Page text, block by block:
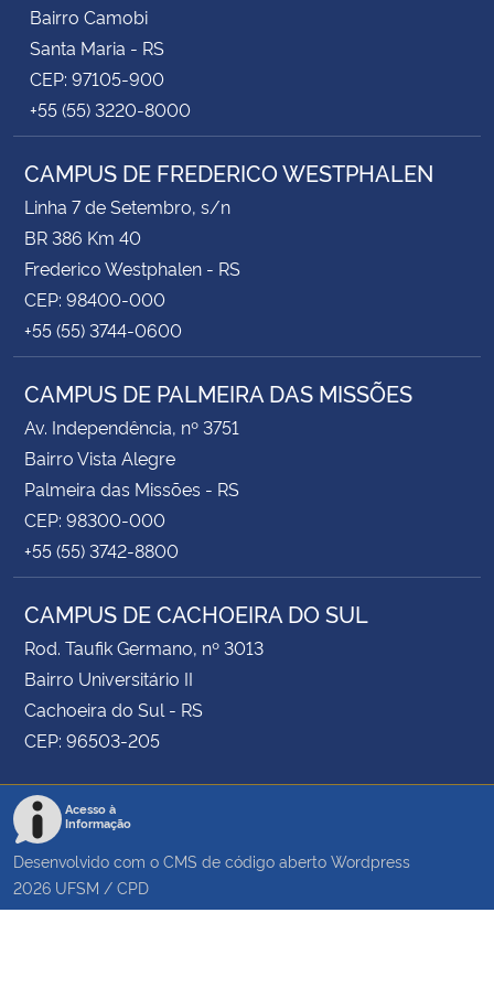
Bairro Camobi
Santa Maria - RS
CEP: 97105-900
+55 (55) 3220-8000
CAMPUS DE FREDERICO WESTPHALEN
Linha 7 de Setembro, s/n
BR 386 Km 40
Frederico Westphalen - RS
CEP: 98400-000
+55 (55) 3744-0600
CAMPUS DE PALMEIRA DAS MISSÕES
Av. Independência, nº 3751
Bairro Vista Alegre
Palmeira das Missões - RS
CEP: 98300-000
+55 (55) 3742-8800
CAMPUS DE CACHOEIRA DO SUL
Rod. Taufik Germano, nº 3013
Bairro Universitário II
Cachoeira do Sul - RS
CEP: 96503-205
Acesso à
Informação
Desenvolvido com o CMS de código aberto Wordpress
2026 UFSM / CPD